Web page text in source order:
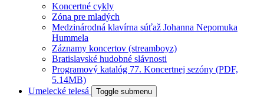
Koncertné cykly
Zóna pre mladých
Medzinárodná klavírna súťaž Johanna Nepomuka
Hummela
Záznamy koncertov (streamboyz)
Bratislavské hudobné slávnosti
Programový katalóg 77. Koncertnej sezóny (PDF,
5.14MB)
Umelecké telesá
Toggle submenu